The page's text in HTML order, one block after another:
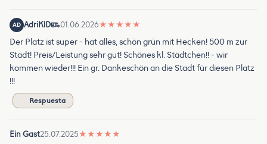
AD AdriKlD 01.06.2026★ ★ ★ ★ ★
Der Platz ist super - hat alles, schön grün mit Hecken! 500 m zur
Stadt! Preis/Leistung sehr gut! Schönes kl. Städtchen!! - wir
kommen wieder!!! Ein gr. Dankeschön an die Stadt für diesen Platz
!!!
Respuesta
Ein Gast25.07.2025★ ★ ★ ★ ★